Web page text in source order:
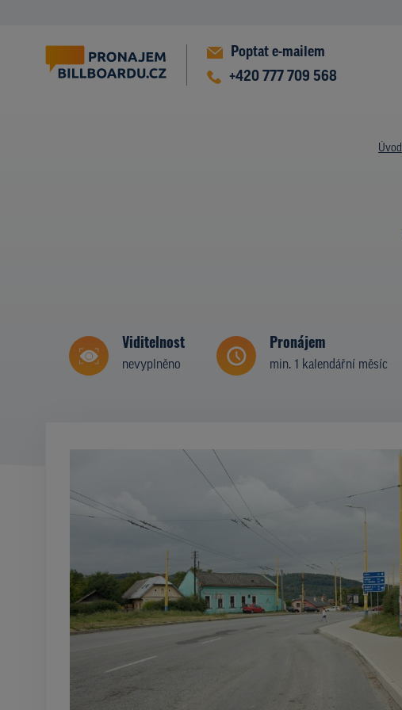
Poptat e-mailem
+420 777 709 568
Úvod
Viditelnost
nevyplněno
Pronájem
min. 1 kalendářní měsíc